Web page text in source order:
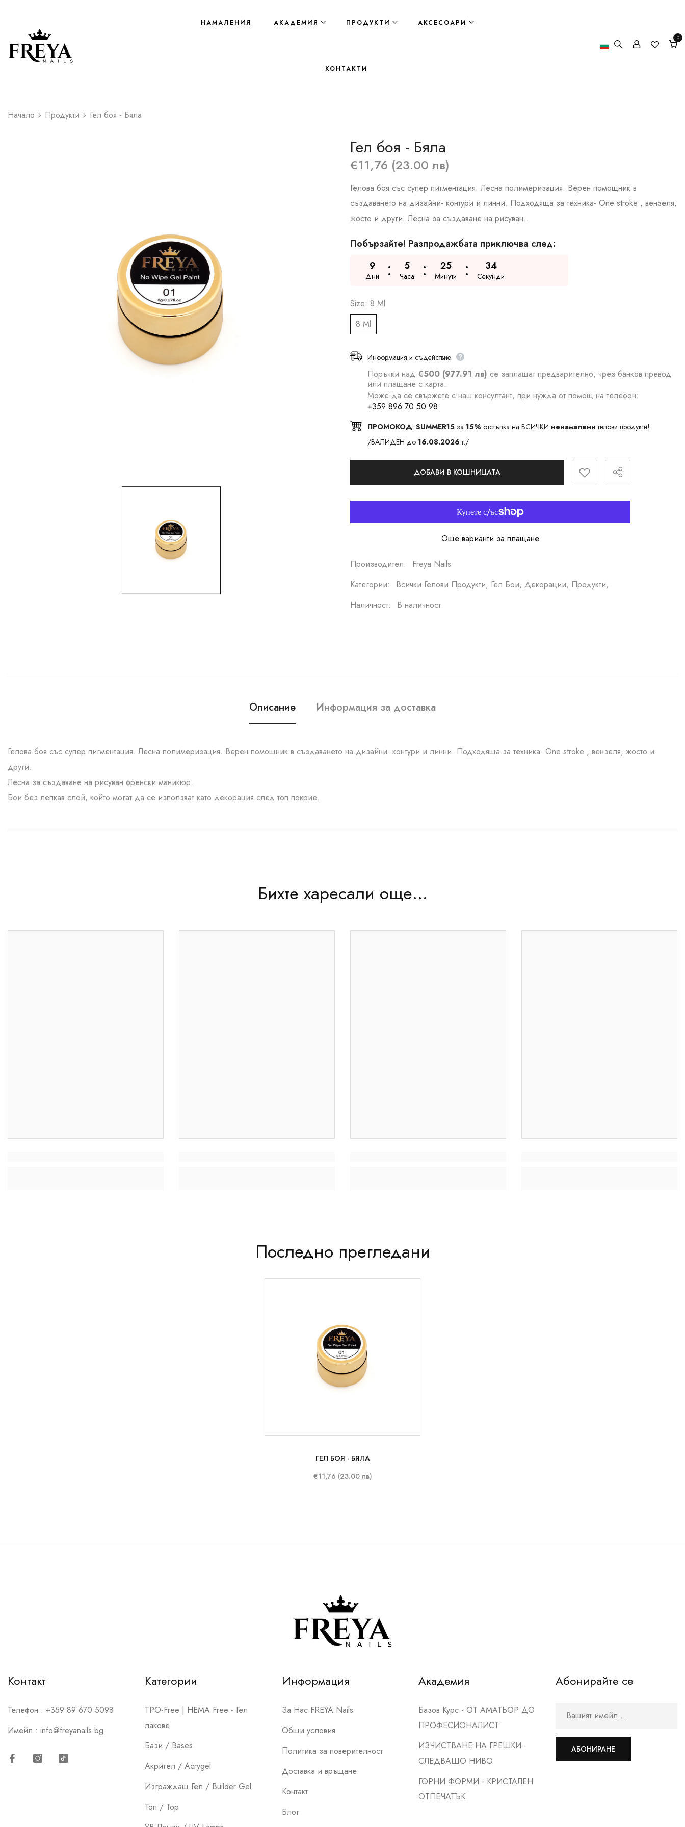
НАМАЛЕНИЯ АКАДЕМИЯ ПРОДУКТИ АКСЕСОАРИ
КОНТАКТИ
0
0
Начало Продукти Гел боя - Бяла
Гел боя - Бяла
€11,76 (23.00 лв)
Гелова боя със супер пигментация. Лесна полимеризация. Верен помощник в
създаването на дизайни- контури и линни. Подходяща за техника- One stroke , вензеля,
жосто и други. Лесна за създаване на рисуван...
Побързайте! Разпродажбата приключва след:
9
Дни
5
Часа
25
Минути
33
Секунди
Size: 8 Ml
8 Ml
Информация и съдействие
Поръчки над €500 (977.91 лв) се заплащат предварително, чрез банков превод
или плащане с карта.
Може да се свържете с наш консултант, при нужда от помощ на телефон:
+359 896 70 50 98
ПРОМОКОД: SUMMER15 за 15% отстъпка на ВСИЧКИ ненамалени гелови продукти!
/ВАЛИДЕН до 16.08.2026 г./
ДОБАВИ В КОШНИЦАТА
Още варианти за плащане
Производител:
Freya Nails
Категории:
Всички Гелови Продукти, Гел Бои, Декорации, Продукти,
Наличност:
В наличност
Описание Информация за доставка
Гелова боя със супер пигментация. Лесна полимеризация. Верен помощник в създаването на дизайни- контури и линни. Подходяща за техника- One stroke , вензеля, жосто и
други.
Лесна за създаване на рисуван френски маникюр.
Бои без лепкав слой, който могат да се използват като декорация след топ покрие.
Бихте харесали още...
Последно прегледани
8 ml
ГЕЛ БОЯ - БЯЛА
€11,76 (23.00 лв)
Контакт
Телефон : +359 89 670 5098
Имейл : info@freyanails.bg
Категории
TPO-Free | HEMA Free - Гел
лакове
Бази / Bases
Акригел / Acrygel
Изграждащ Гел / Builder Gel
Топ / Top
Информация
За Нас FREYA Nails
Общи условия
Политика за поверителност
Доставка и връщане
Контакт
Блог
Академия
Базов Курс - ОТ АМАТЬОР ДО
ПРОФЕСИОНАЛИСТ
ИЗЧИСТВАНЕ НА ГРЕШКИ -
СЛЕДВАЩО НИВО
ГОРНИ ФОРМИ - КРИСТАЛЕН
ОТПЕЧАТЪК
Абонирайте се
АБОНИРАНЕ